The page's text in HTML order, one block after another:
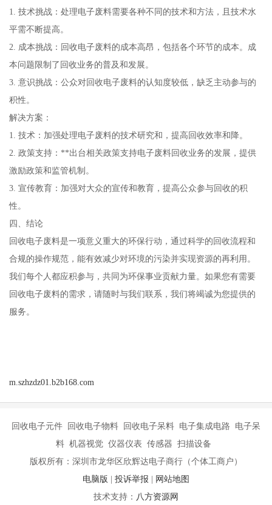
1. 技术挑战：处理电子废料需要各种不同的技术和方法，且技术水
平需不断提高。
2. 成本挑战：回收电子废料的成本高昂，包括各个环节的成本。成
本问题限制了回收业务的普及和发展。
3. 意识挑战：公众对回收电子废料的认知度较低，缺乏主动参与的
积性。
解决方案：
1. 技术：加强处理电子废料的技术研究和，提高回收效率和降。
2. 政策支持：**出台相关政策支持电子废料回收业务的发展，提供
激励政策和监管机制。
3. 宣传教育：加强对大众的宣传和教育，提高公众参与回收的积
性。
四、结论
回收电子废料是一项意义重大的环保行动，通过科学的回收流程和
合规的操作规范，能有效减少对环境的污染并实现资源的再利用。
我们每个人都应积参与，共同为环保事业贡献力量。如果您有需要
回收电子废料的需求，请随时与我们联系，我们将竭诚为您提供的
服务。
m.szhzdz01.b2b168.com
回收电子元件 回收电子物料 回收电子呆料 电子集成电路 电子呆
料 机器视觉 仪器仪表 传感器 扫描设备
版权所有：深圳市龙华区欣辉达电子商行（个体工商户）
电脑版 | 投诉举报 | 网站地图
技术支持： 八方资源网